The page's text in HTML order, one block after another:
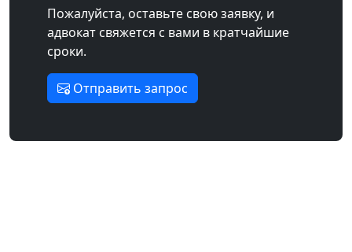
Пожалуйста, оставьте свою заявку, и
адвокат свяжется с вами в кратчайшие
сроки.
Отправить запрос